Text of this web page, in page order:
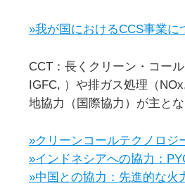
»我が国におけるCCS事業に
CCT：長くクリーン・コー
IGFC, ）や排ガス処理（
地協力（国際協力）が主とな
»クリーンコールテクノロジ
»インドネシアへの協力：
»中国との協力：先進的な火